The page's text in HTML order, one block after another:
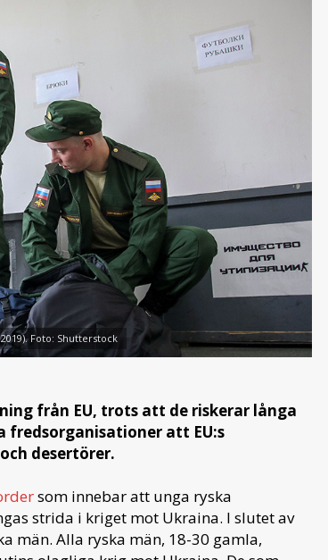
Foto: Shutterstock
från EU, trots att de riskerar långa
fredsorganisationer att EU:s
desertörer.
som innebar att unga ryska
strida i kriget mot Ukraina. I slutet av
män. Alla ryska män, 18-30 gamla,